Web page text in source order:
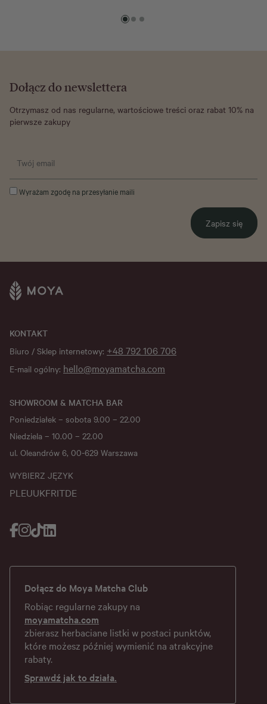
Dołącz do newslettera
Otrzymasz od nas regularne, wartościowe treści oraz rabat 10% na
pierwsze zakupy
Wyrażam zgodę na przesyłanie maili
Zapisz się
KONTAKT
Biuro / Sklep internetowy: +48 792 106 706
E-mail ogólny: hello@moyamatcha.com
SHOWROOM & MATCHA BAR
Poniedziałek – sobota 9.00 – 22.00
Niedziela – 10.00 – 22.00
ul. Oleandrów 6, 00-629 Warszawa
WYBIERZ JĘZYK
PL EUUKFRITDE
Dołącz do Moya Matcha Club
Robiąc regularne zakupy na
moyamatcha.com
zbierasz herbaciane listki w postaci punktów,
które możesz później wymienić na atrakcyjne
rabaty.
Sprawdź jak to działa.